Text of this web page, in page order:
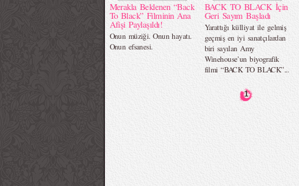
Merakla Beklenen “Back
To Black” Filminin Ana
Afişi Paylaşıldı!
Onun müziği. Onun hayatı.
Onun efsanesi.
BACK TO BLACK İçin
Geri Sayım Başladı
Yarattığı külliyat ile gelmiş
geçmiş en iyi sanatçılardan
biri sayılan Amy
Winehouse’un biyografik
filmi “BACK TO BLACK”...
1